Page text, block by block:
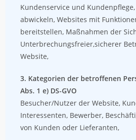
Kundenservice und
abwickeln, Websites mit
bereitstellen, Maßnahmen der
Unterbrechungsfreier,sicherer
Website,
3. Kategorien der betroffenen
Abs. 1 e) DS-GVO
Besucher/Nutzer der Website,
Interessenten, Bewerber,
von Kunden oder Lieferanten,